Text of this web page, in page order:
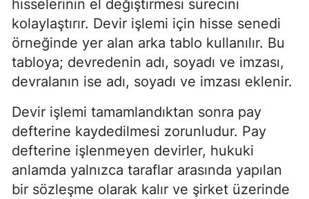
hisselerinin el değiştirmesi sürecini
kolaylaştırır. Devir işlemi için hisse senedi
örneğinde yer alan arka tablo kullanılır. Bu
tabloya; devredenin adı, soyadı ve imzası,
devralanın ise adı, soyadı ve imzası eklenir.
Devir işlemi tamamlandıktan sonra pay
defterine kaydedilmesi zorunludur. Pay
defterine işlenmeyen devirler, hukuki
anlamda yalnızca taraflar arasında yapılan
bir sözleşme olarak kalır ve şirket üzerinde